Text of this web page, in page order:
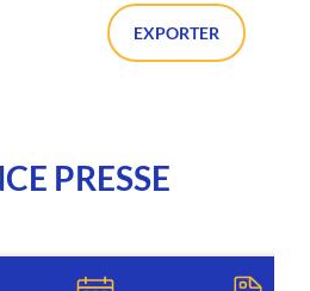
EXPORTER
PRESSE